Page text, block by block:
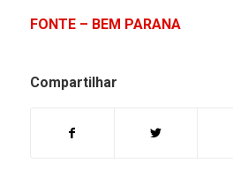
FONTE – BEM PARANA
Compartilhar